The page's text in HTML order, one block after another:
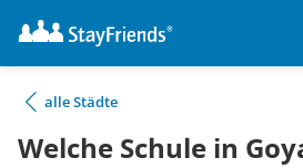
alle Städte
Welche Schule in